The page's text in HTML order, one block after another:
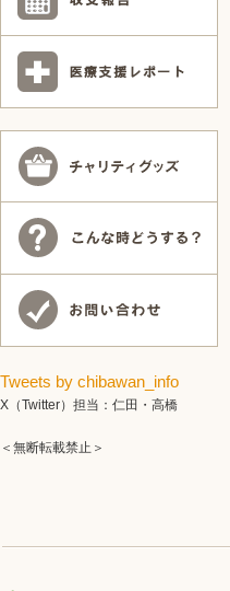
Tweets by chibawan_info
X（Twitter）担当：仁田・高橋
＜無断転載禁止＞